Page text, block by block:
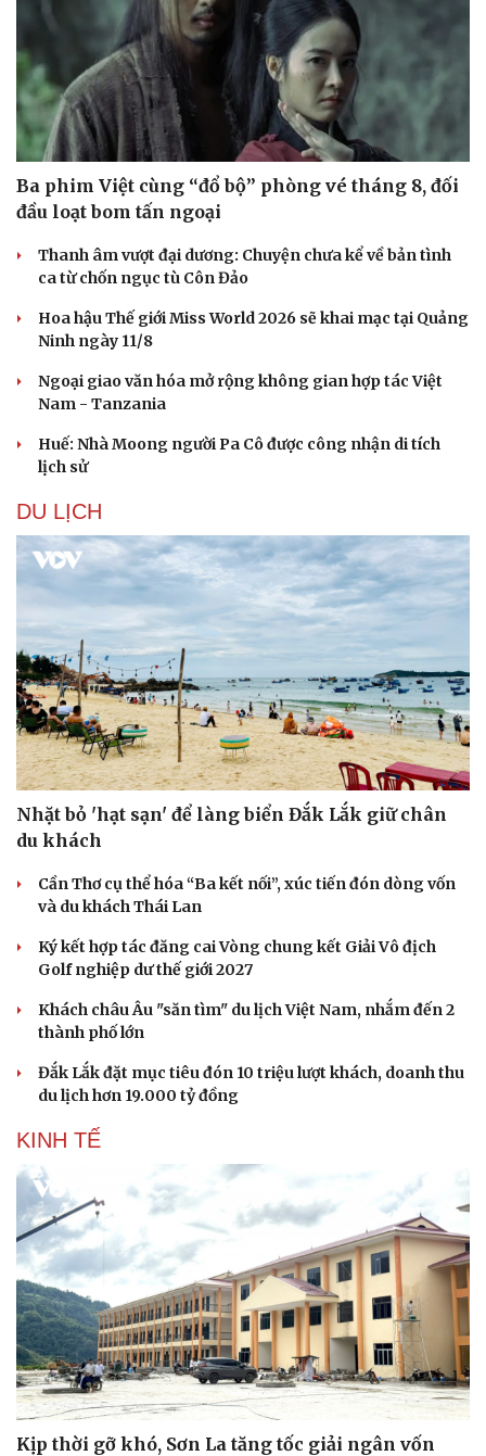
Văn hóa
Sân khấu - Điện ảnh
Âm nhạc
Di sản
Giải trí
Sao Việt
Ba phim Việt cùng “đổ bộ” phòng vé tháng 8, đối
đầu loạt bom tấn ngoại
Thanh âm vượt đại dương: Chuyện chưa kể về bản tình
ca từ chốn ngục tù Côn Đảo
Hoa hậu Thế giới Miss World 2026 sẽ khai mạc tại Quảng
Ninh ngày 11/8
Ngoại giao văn hóa mở rộng không gian hợp tác Việt
Nam - Tanzania
Huế: Nhà Moong người Pa Cô được công nhận di tích
lịch sử
DU LỊCH
Nhặt bỏ 'hạt sạn' để làng biển Đắk Lắk giữ chân
du khách
Cần Thơ cụ thể hóa “Ba kết nối”, xúc tiến đón dòng vốn
và du khách Thái Lan
Ký kết hợp tác đăng cai Vòng chung kết Giải Vô địch
Golf nghiệp dư thế giới 2027
Khách châu Âu "săn tìm" du lịch Việt Nam, nhắm đến 2
thành phố lớn
Đắk Lắk đặt mục tiêu đón 10 triệu lượt khách, doanh thu
du lịch hơn 19.000 tỷ đồng
KINH TẾ
Kịp thời gỡ khó, Sơn La tăng tốc giải ngân vốn